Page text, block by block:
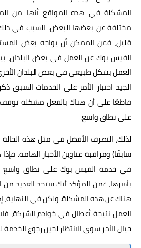
المشكلة في هذه المواقع أنها من
مختلفة عن بعضها البعض. السبب في ذلك
قليل، فمن الممكن أن يواجه بعض
الفيس بوك عن العمل في بعض البلدان،
العمل بشكل طبيعي في بعض البلدان
الجيد اختبار الأمر على الخدمات السبق
قاطعًا على أن هناك بالفعل مشكلة
على نطاق واسع.
سابقًا) ومراقبة عناوين الأخبار الهامة.
في خدمة الفيس بوك على نطاق
بأسرها، فمن المؤكد أنك ستجد العديد من
هناك عن هذه المشكلة. ولكن في
العمل نتيجة أعطال في خوادم الشركة،
حيال الأمر سوى الانتظار لحين رجوع